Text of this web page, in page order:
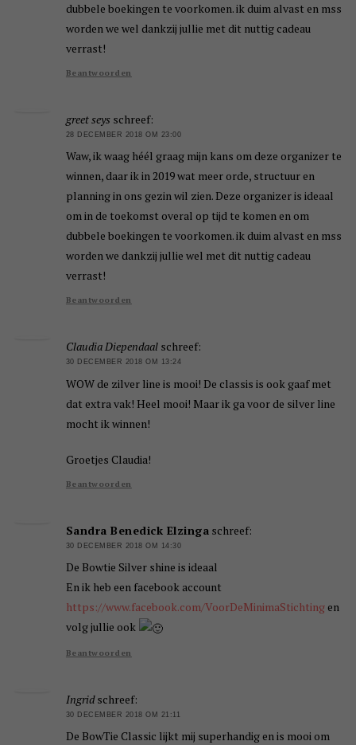
dubbele boekingen te voorkomen. ik duim alvast en mss
worden we wel dankzij jullie met dit nuttig cadeau
verrast!
Beantwoorden
greet seys schreef:
28 DECEMBER 2018 OM 23:00
Waw, ik waag héél graag mijn kans om deze organizer te
winnen, daar ik in 2019 wat meer orde, structuur en
planning in ons gezin wil zien. Deze organizer is ideaal
om in de toekomst overal op tijd te komen en om
dubbele boekingen te voorkomen. ik duim alvast en mss
worden we dankzij jullie wel met dit nuttig cadeau
verrast!
Beantwoorden
Claudia Diependaal schreef:
30 DECEMBER 2018 OM 13:24
WOW de zilver line is mooi! De classis is ook gaaf met
dat extra vak! Heel mooi! Maar ik ga voor de silver line
mocht ik winnen!
Groetjes Claudia!
Beantwoorden
Sandra Benedick Elzinga schreef:
30 DECEMBER 2018 OM 14:30
De Bowtie Silver shine is ideaal
En ik heb een facebook account
https://www.facebook.com/VoorDeMinimaStichtingen
volg jullie ook
Beantwoorden
Ingrid schreef:
30 DECEMBER 2018 OM 21:11
De BowTie Classic lijkt mij superhandig en is mooi om